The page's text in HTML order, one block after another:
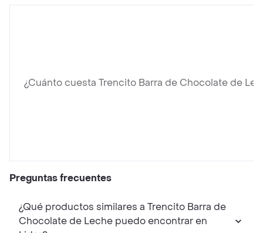
¿Cuánto cuesta Trencito Barra de Chocolate de
Preguntas frecuentes
¿Qué productos similares a Trencito Barra de
Chocolate de Leche puedo encontrar en